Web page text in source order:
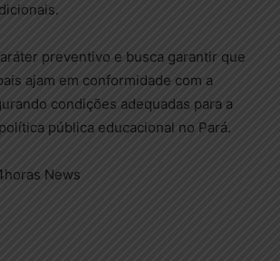
preventivo e busca garantir que
ajam em conformidade com a
condições adequadas para a
pública educacional no Pará.
News